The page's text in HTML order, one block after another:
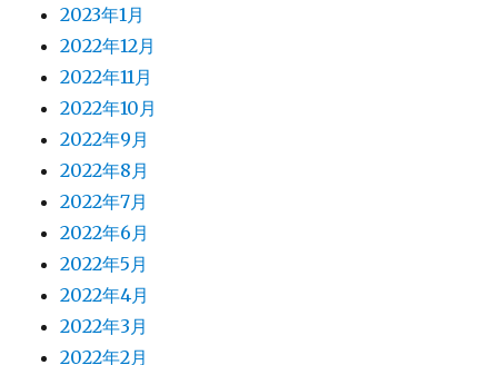
2023年1月
2022年12月
2022年11月
2022年10月
2022年9月
2022年8月
2022年7月
2022年6月
2022年5月
2022年4月
2022年3月
2022年2月